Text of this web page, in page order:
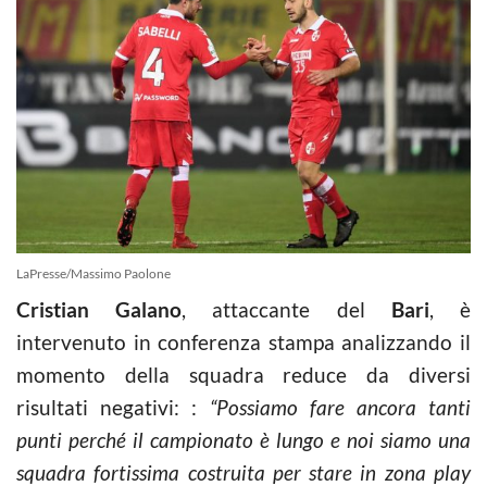
LaPresse/Massimo Paolone
Cristian Galano, attaccante del Bari, è
intervenuto in conferenza stampa analizzando il
momento della squadra reduce da diversi
risultati negativi: : “Possiamo fare ancora tanti
punti perché il campionato è lungo e noi siamo una
squadra fortissima costruita per stare in zona play